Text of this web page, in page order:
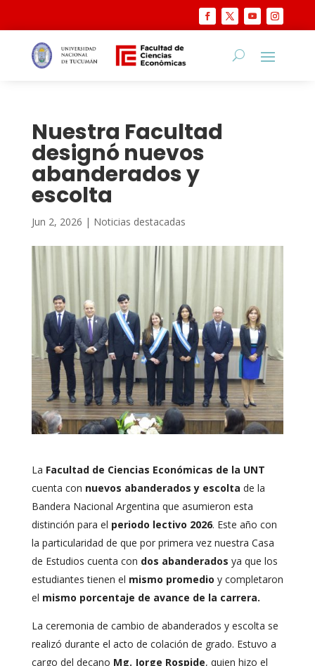
Nuestra Facultad
designó nuevos
abanderados y
escolta
Jun 2, 2026 | Noticias destacadas
La Facultad de Ciencias Económicas de la UNT
cuenta con nuevos abanderados y escolta de la
Bandera Nacional Argentina que asumieron esta
distinción para el periodo lectivo 2026. Este año con
la particularidad de que por primera vez nuestra Casa
de Estudios cuenta con dos abanderados ya que los
estudiantes tienen el mismo promedio y completaron
el mismo porcentaje de avance de la carrera.
La ceremonia de cambio de abanderados y escolta se
realizó durante el acto de colación de grado. Estuvo a
cargo del decano Mg. Jorge Rospide, quien hizo el